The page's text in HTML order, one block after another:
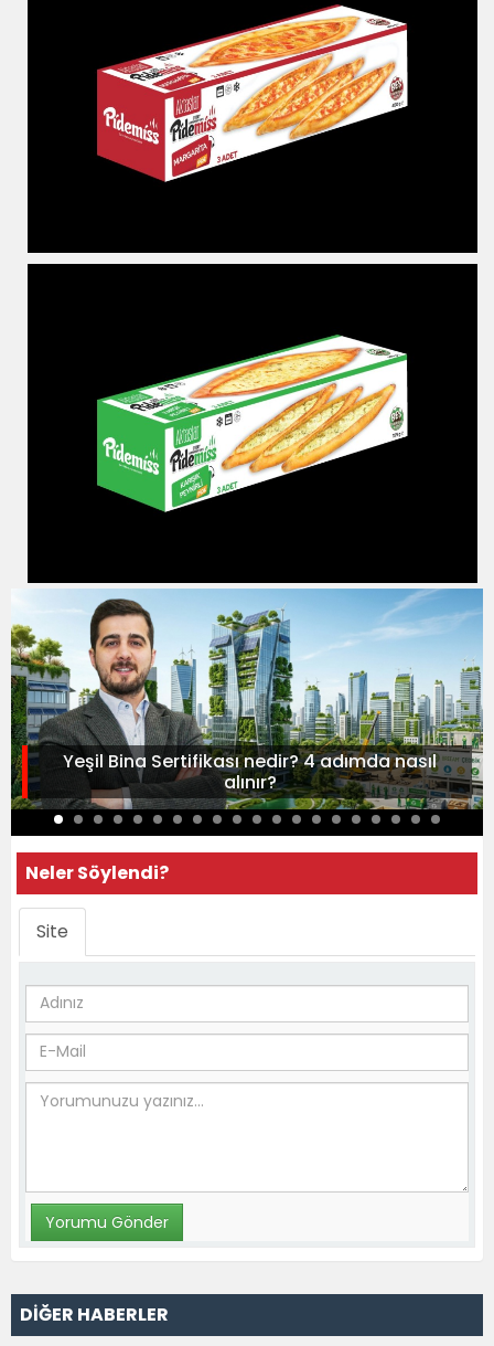
Yeşil Bina Sertifikası nedir? 4 adımda nasıl
alınır?
Neler Söylendi?
Site
DİĞER HABERLER